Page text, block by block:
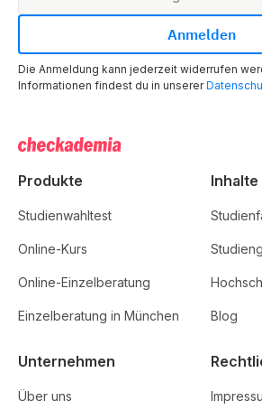
Die Anmeldung kann jederzeit widerrufen
Informationen findest du in unserer
Produkte
Studienwahltest
Online-Kurs
Online-Einzelberatung
Einzelberatung in München
Inhalte
Blog
Unternehmen
Über uns